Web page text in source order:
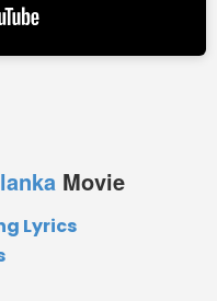
Movie
Lyrics